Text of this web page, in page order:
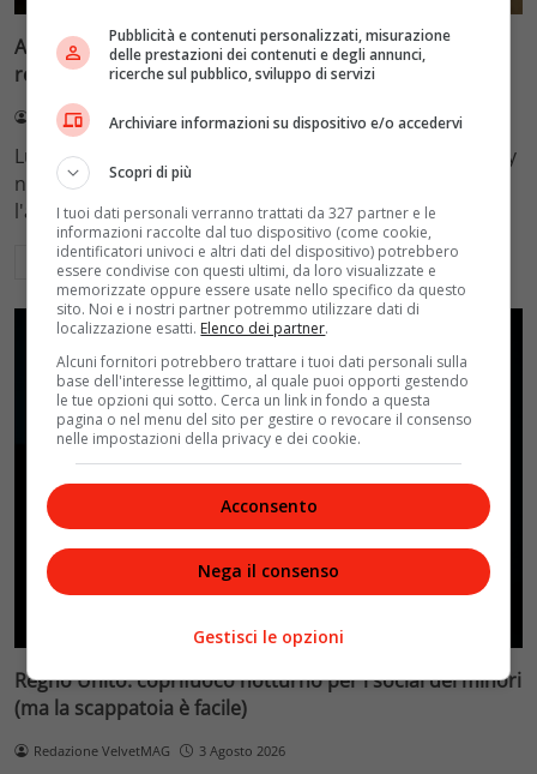
Anya Taylor-Joy in ‘Lucky’: dalla regina degli scacchi alla
regina della truffa
Redazione VelvetMAG 3 Agosto 2026
Lucky su Apple TV dal 15 luglio 2026 con Anya Taylor-Joy
nei panni di una sofisticata truffatrice. Scopri come
l'attrice si reinventa lontano da Beth Harmon.
Leggi di più
Regno Unito: coprifuoco notturno per i social dei minori
(ma la scappatoia è facile)
Redazione VelvetMAG 3 Agosto 2026
Pubblicità e contenuti personalizzati, misurazione
delle prestazioni dei contenuti e degli annunci,
ricerche sul pubblico, sviluppo di servizi
Archiviare informazioni su dispositivo e/o accedervi
Scopri di più
I tuoi dati personali verranno trattati da 327 partner e le
informazioni raccolte dal tuo dispositivo (come cookie,
identificatori univoci e altri dati del dispositivo) potrebbero
essere condivise con questi ultimi, da loro visualizzate e
memorizzate oppure essere usate nello specifico da questo
sito. Noi e i nostri partner potremmo utilizzare dati di
localizzazione esatti. Elenco dei partner.
Alcuni fornitori potrebbero trattare i tuoi dati personali sulla
base dell'interesse legittimo, al quale puoi opporti gestendo
le tue opzioni qui sotto. Cerca un link in fondo a questa
pagina o nel menu del sito per gestire o revocare il consenso
nelle impostazioni della privacy e dei cookie.
Acconsento
Nega il consenso
Gestisci le opzioni